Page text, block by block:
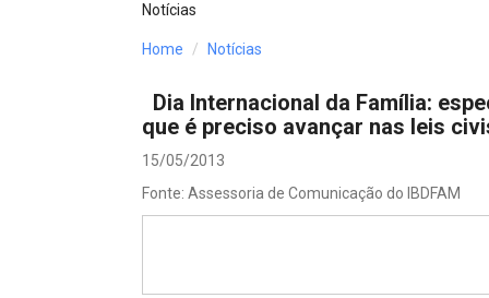
Processos - IBDFAM
Projetos do IBDFAM
Notícias
Home Notícias
Dia Internacional da Família:
que é preciso avançar nas leis
15/05/2013
Fonte: Assessoria de Comunicação do IBDFAM